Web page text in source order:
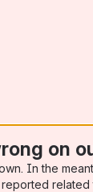
on
In the
reported